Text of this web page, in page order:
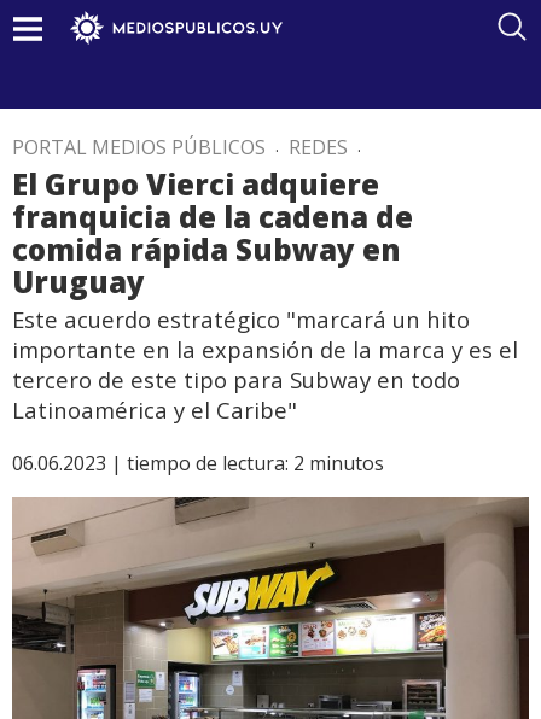
PORTAL MEDIOS PÚBLICOS . REDES .
El Grupo Vierci adquiere
franquicia de la cadena de
comida rápida Subway en
Uruguay
Este acuerdo estratégico "marcará un hito
importante en la expansión de la marca y es el
tercero de este tipo para Subway en todo
Latinoamérica y el Caribe"
06.06.2023 | tiempo de lectura: 2 minutos